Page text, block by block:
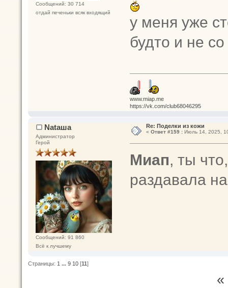
Сообщений: 30 714
отдай печеньки всяк входящий
у меня уже
будто и не
www.miap.me
https://vk.com/club68046295
Nataшa
Администратор
Герой
Сообщений: 91 860
Всё к лучшему
Re: Поделки из кожи
« Ответ #159 :Июль 14, 2025,
Миап, ты
раздавала
Страницы: 1 ... 9 10 [11]